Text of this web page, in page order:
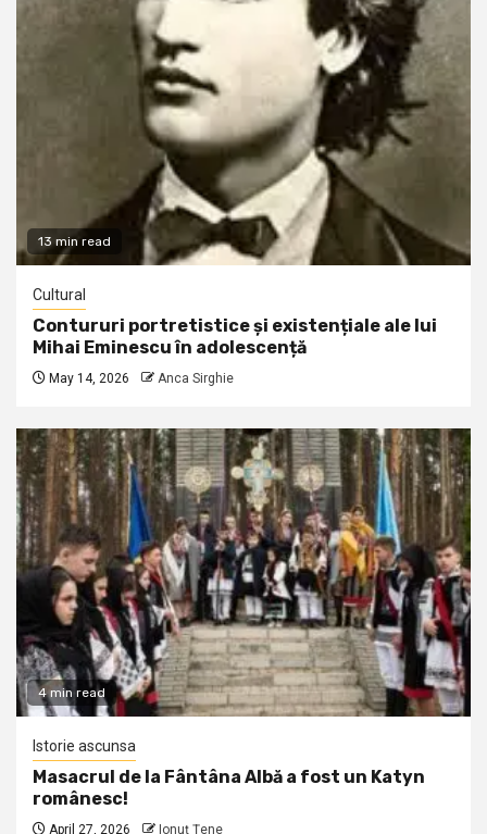
13 min read
Cultural
Contururi portretistice și existențiale ale lui
Mihai Eminescu în adolescență
May 14, 2026 Anca Sirghie
4 min read
Istorie ascunsa
Masacrul de la Fântâna Albă a fost un Katyn
românesc!
April 27, 2026 Ionuţ Ţene